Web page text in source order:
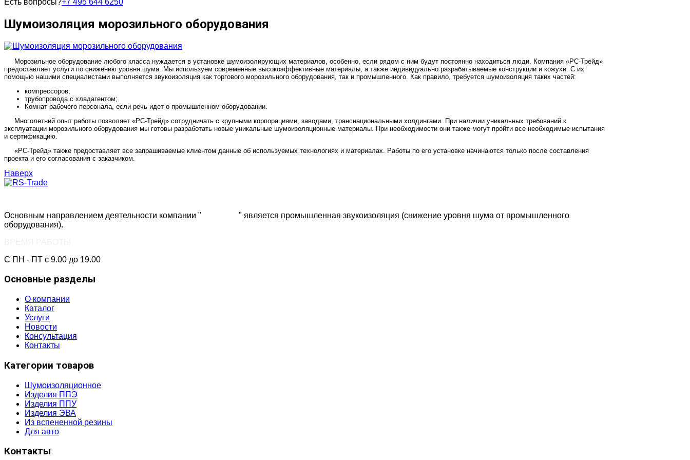
Шумоизоляция морозильного оборудования
Морозильное оборудование любого класса нуждается в установке шумоизолирующих материалов, особенно, если рядом с ним будут постоянно находиться люди. Компания «РС-Трейд»
предоставляет услуги по снижению уровня шума. Мы используем современные высокоэффективные материалы, а также индивидуально разрабатываемые конструкции и кожухи. С их
помощью нашими специалистами выполняется звукоизоляция как торгового морозильного оборудования, так и промышленного. Как правило, требуется шумоизоляция таких частей:
компрессоров;
трубопровода с хладагентом;
Комнат рабочего персонала, если речь идет о промышленном оборудовании.
Многолетний опыт работы позволяет «РС-Трейд» сотрудничать с крупными корпорациями, заводами, транснациональными холдингами. При наличии уникальных требований к
эксплуатации морозильного оборудования мы готовы разработать новые уникальные шумоизоляционные материалы. При необходимости они также могут пройти все необходимые испытания
и сертификацию.
«РС-Трейд» также предоставляет все запрашиваемые клиентом данные об используемых технологиях и материалах. Работы по его установке начинаются только после составления
проекта и его согласования с заказчиком.
Наверх
Основным направлением деятельности компании "
" является промышленная звукоизоляция (снижение уровня шума от промышленного
оборудования).
С ПН - ПТ с 9.00 до 19.00
Основные разделы
О компании
Каталог
Услуги
Новости
Консультация
Контакты
Категории товаров
Шумоизоляционное
Изделия ППЭ
Изделия ППУ
Изделия ЭВА
Из вспененной резины
Для авто
Контакты